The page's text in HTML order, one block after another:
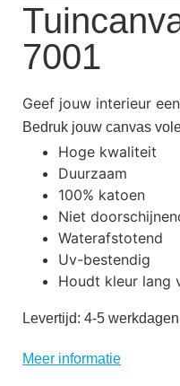
7001
Geef jouw interieur
Bedruk jouw canvas
Hoge kwaliteit
Duurzaam
100% katoen
Niet
Waterafstotend
Uv-bestendig
Houdt kleur lang
Levertijd: 4-5 werkdagen
Meer informatie